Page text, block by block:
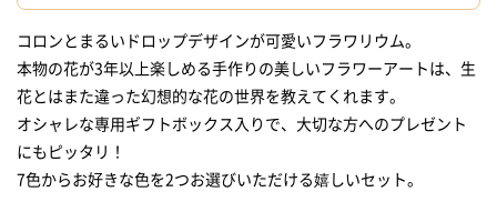
コロンとまるいドロップデザインが可愛いフラワリウム。
本物の花が3年以上楽しめる手作りの美しいフラワーアートは、生
花とはまた違った幻想的な花の世界を教えてくれます。
オシャレな専用ギフトボックス入りで、大切な方へのプレゼント
にもピッタリ！
7色からお好きな色を2つお選びいただける嬉しいセット。